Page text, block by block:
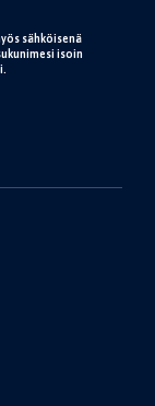
sähköisenä
isoin